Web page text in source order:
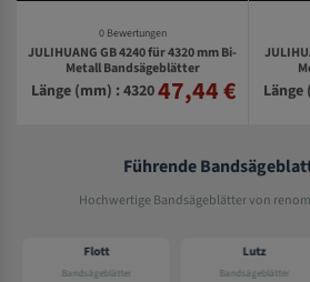
0 Bewertungen
JULIHUANG GB 4240 für 4320 mm Bi-
Metall Bandsägeblätter
Länge (mm) : 432047,44 € Länge
Führende
Hochwertige Bandsägeblätter von
Flott
Bandsägeblätter
Lutz
Bandsägeblätter